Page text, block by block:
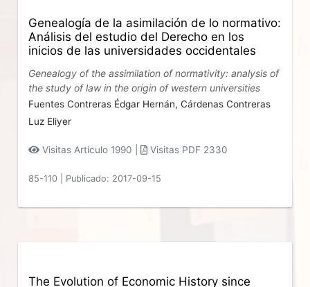
Genealogía de la asimilación de lo normativo:
Análisis del estudio del Derecho en los
inicios de las universidades occidentales
Genealogy of the assimilation of normativity: analysis of
the study of law in the origin of western universities
Fuentes Contreras Édgar Hernán,Cárdenas Contreras
Luz Eliyer
Visitas Artículo 1990 | Visitas PDF 2330
85-110 Publicado: 2017-09-15
The Evolution of Economic History since